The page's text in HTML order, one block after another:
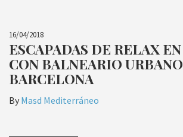
16/04/2018
ESCAPADAS DE RELAX
CON BALNEARIO
BARCELONA
By Masd Mediterráneo